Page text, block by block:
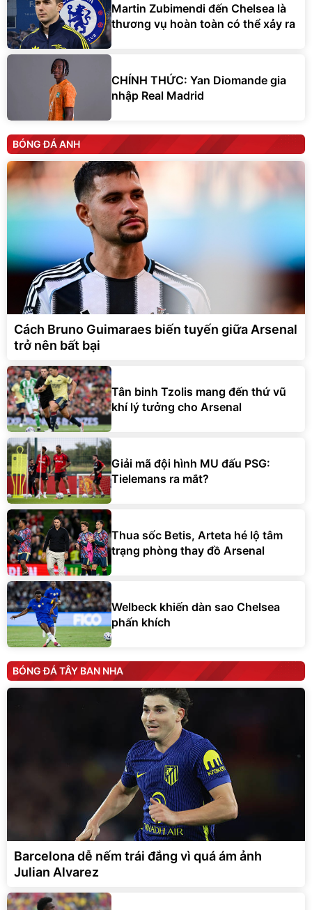
Martin Zubimendi đến Chelsea là
thương vụ hoàn toàn có thể xảy ra
CHÍNH THỨC: Yan Diomande gia
nhập Real Madrid
BÓNG ĐÁ ANH
Cách Bruno Guimaraes biến tuyến giữa Arsenal
trở nên bất bại
Tân binh Tzolis mang đến thứ vũ
khí lý tưởng cho Arsenal
Giải mã đội hình MU đấu PSG:
Tielemans ra mắt?
Thua sốc Betis, Arteta hé lộ tâm
trạng phòng thay đồ Arsenal
Welbeck khiến dàn sao Chelsea
phấn khích
BÓNG ĐÁ TÂY BAN NHA
Barcelona dễ nếm trái đắng vì quá ám ảnh
Julian Alvarez